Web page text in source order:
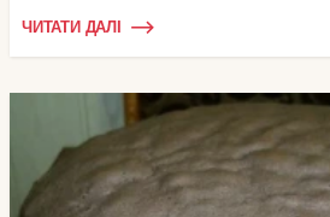
ЧИТАТИ ДАЛІ